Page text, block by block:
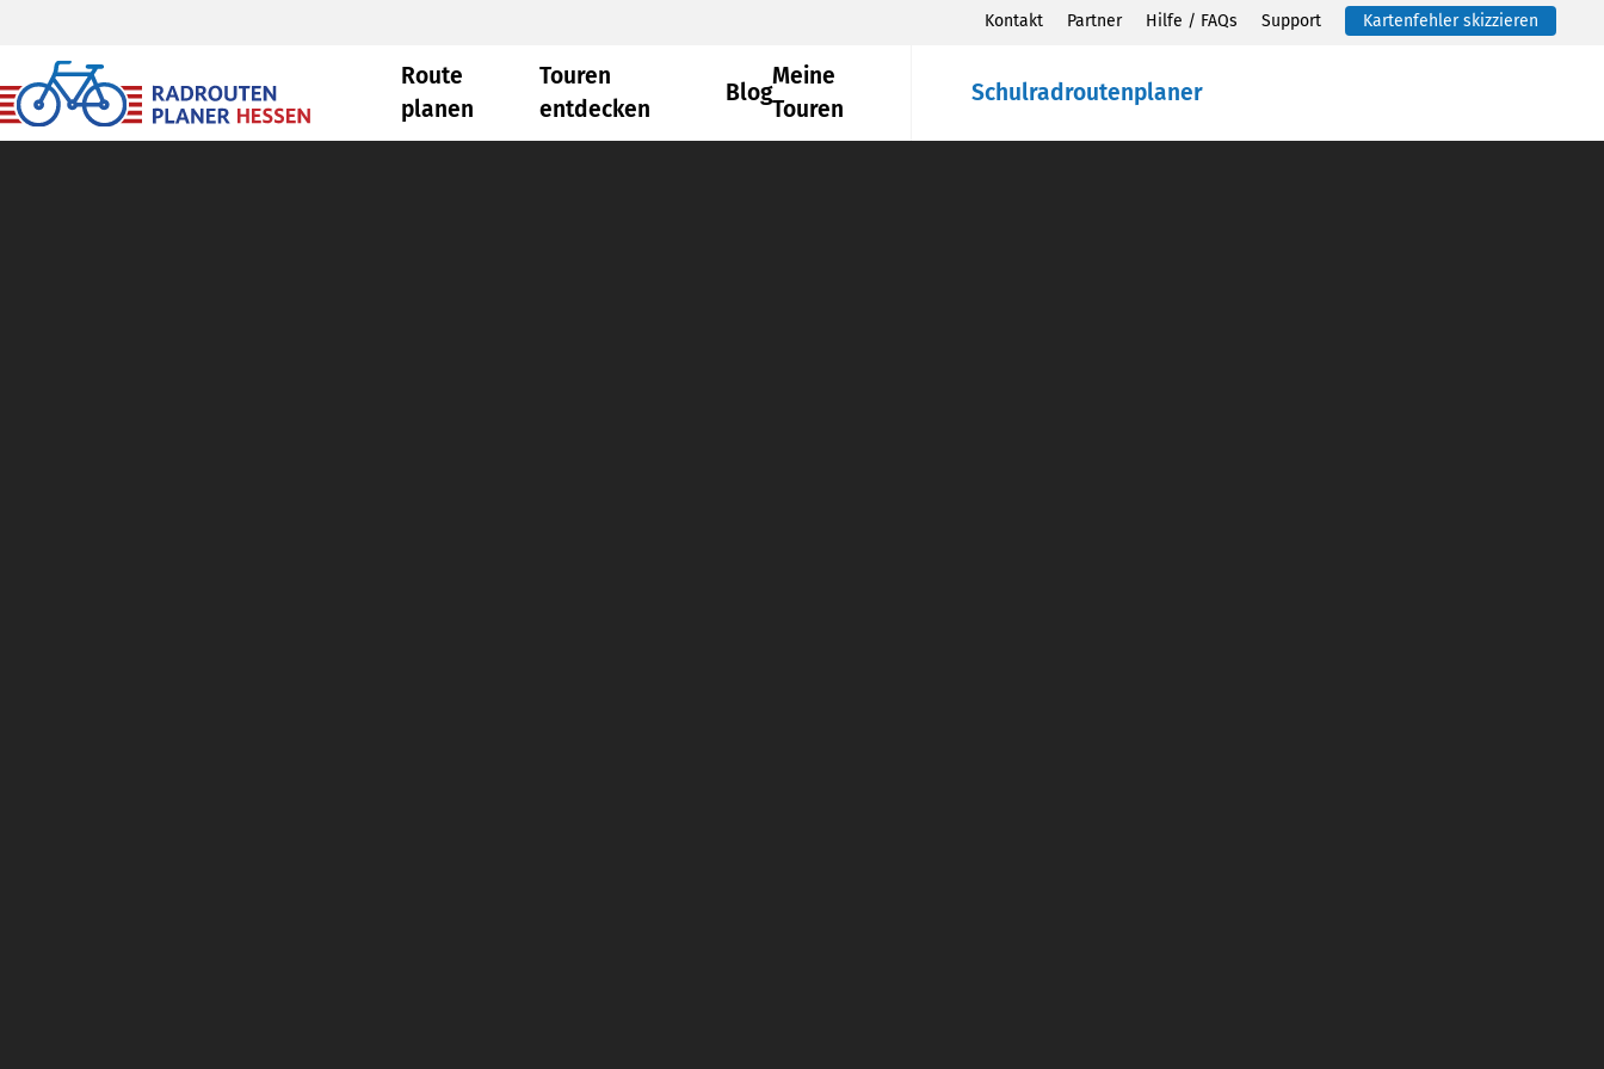
Kontakt Partner Hilfe / FAQs Support Kartenfehler skizzieren
Route
planen
Touren
entdecken
Blog
Meine
Touren
Schulradroutenplaner